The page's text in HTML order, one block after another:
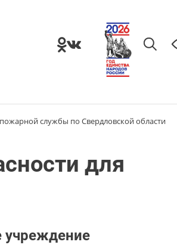
службы по Свердловской области
для
учреждение